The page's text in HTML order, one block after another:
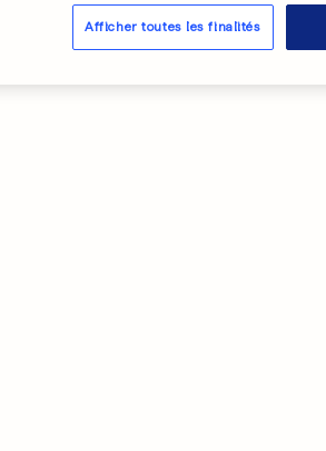
Afficher toutes les finalités